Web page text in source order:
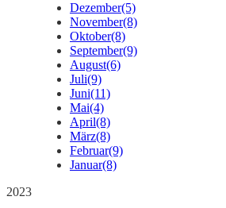
Dezember(5)
November(8)
Oktober(8)
September(9)
August(6)
Juli(9)
Juni(11)
Mai(4)
April(8)
März(8)
Februar(9)
Januar(8)
2023